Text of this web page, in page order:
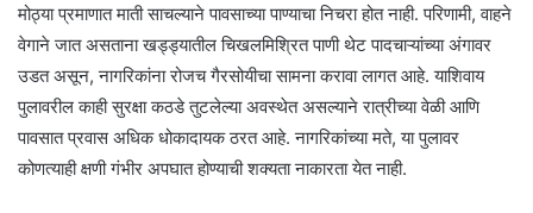
मोठ्या प्रमाणात माती साचल्याने पावसाच्या पाण्याचा निचरा होत नाही. परिणामी, वाहने
वेगाने जात असताना खड्ड्यातील चिखलमिश्रित पाणी थेट पादचाऱ्यांच्या अंगावर
उडत असून, नागरिकांना रोजच गैरसोयीचा सामना करावा लागत आहे. याशिवाय
पुलावरील काही सुरक्षा कठडे तुटलेल्या अवस्थेत असल्याने रात्रीच्या वेळी आणि
पावसात प्रवास अधिक धोकादायक ठरत आहे. नागरिकांच्या मते, या पुलावर
कोणत्याही क्षणी गंभीर अपघात होण्याची शक्यता नाकारता येत नाही.